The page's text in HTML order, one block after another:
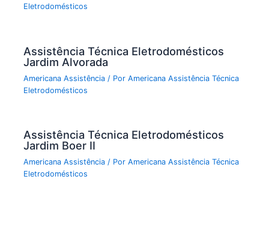
Eletrodomésticos
Assistência Técnica Eletrodomésticos
Jardim Alvorada
Americana Assistência / PorAmericana Assistência Técnica
Eletrodomésticos
Assistência Técnica Eletrodomésticos
Jardim Boer II
Americana Assistência / PorAmericana Assistência Técnica
Eletrodomésticos